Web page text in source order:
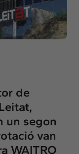
de
un segon
van
WAITRO